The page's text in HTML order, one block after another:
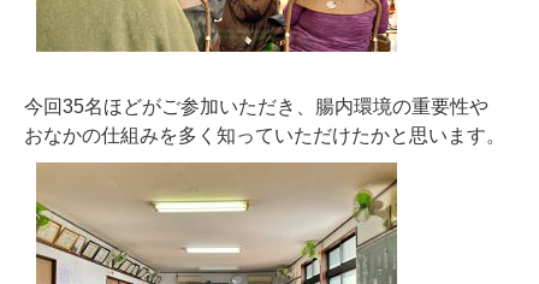
今回35名ほどがご参加いただき、腸内環境の重要性や
おなかの仕組みを多く知っていただけたかと思います。